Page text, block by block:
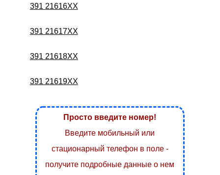
391 21616XX
391 21617XX
391 21618XX
391 21619XX
Просто введите номер!
Введите мобильный или
стационарный телефон в поле -
получите подробные данные о нем